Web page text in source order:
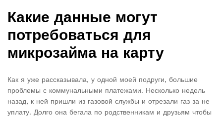
Какие данные могут
потребоваться для
микрозайма на карту
Как я уже рассказывала, у одной моей подруги, большие
проблемы с коммунальными платежами. Несколько недель
назад, к ней пришли из газовой службы и отрезали газ за не
уплату. Долго она бегала по родственникам и друзьям чтобы